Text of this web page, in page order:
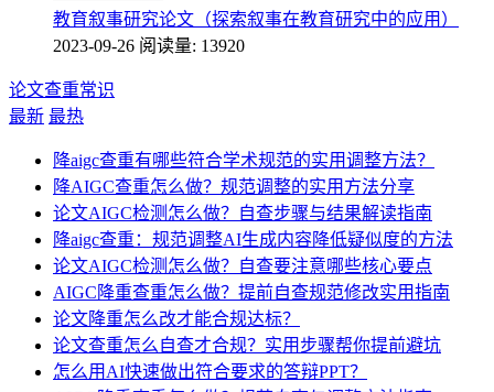
教育叙事研究论文（探索叙事在教育研究中的应用）
2023-09-26 阅读量: 13920
论文查重常识
最新 最热
降aigc查重有哪些符合学术规范的实用调整方法？
降AIGC查重怎么做？规范调整的实用方法分享
论文AIGC检测怎么做？自查步骤与结果解读指南
降aigc查重：规范调整AI生成内容降低疑似度的方法
论文AIGC检测怎么做？自查要注意哪些核心要点
AIGC降重查重怎么做？提前自查规范修改实用指南
论文降重怎么改才能合规达标？
论文查重怎么自查才合规？实用步骤帮你提前避坑
怎么用AI快速做出符合要求的答辩PPT？